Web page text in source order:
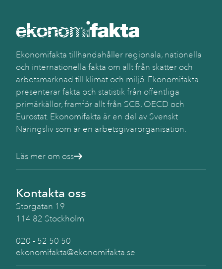
Ekonomifakta tillhandahåller regionala, nationella
och internationella fakta om allt från skatter och
arbetsmarknad till klimat och miljö. Ekonomifakta
presenterar fakta och statistik från offentliga
primärkällor, framför allt från SCB, OECD och
Eurostat. Ekonomifakta är en del av Svenskt
Näringsliv som är en arbetsgivarorganisation.
Läs mer om oss
Kontakta oss
Storgatan 19
114 82 Stockholm
020 - 52 50 50
ekonomifakta@ekonomifakta.se